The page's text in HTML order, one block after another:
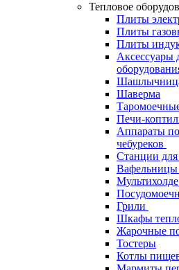
Тепловое
Плиты
Плиты
Плиты
Аксессуары
Шаверма
Печи-
Аппараты
чебуреков
Станции
Грили
Шкафы
Жарочные
Тостеры
Котлы